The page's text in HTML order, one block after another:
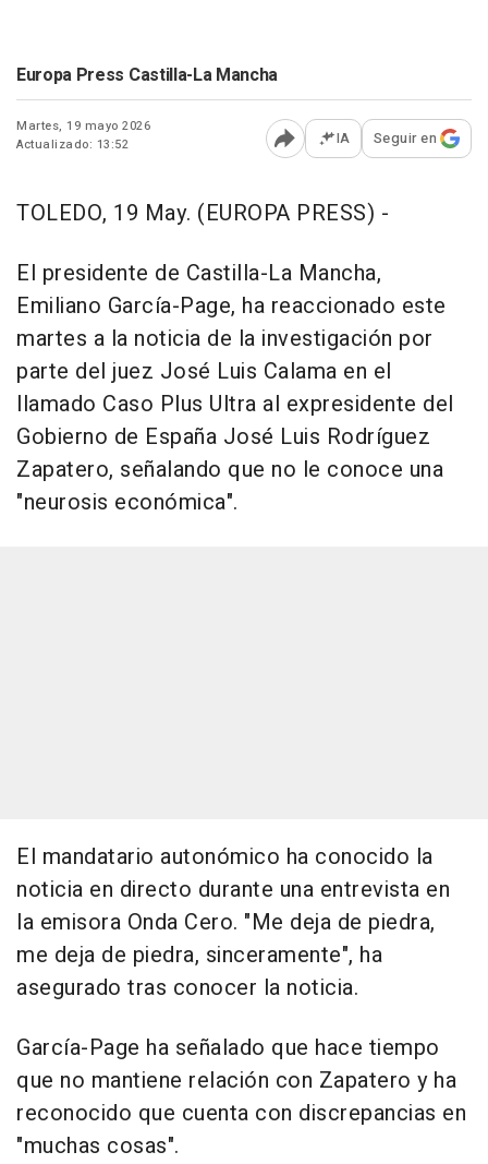
Europa Press Castilla-La Mancha
Martes, 19 mayo 2026
Actualizado: 13:52
Abrir opciones para
IA Seguir en
TOLEDO, 19 May. (EUROPA PRESS) -
El presidente de Castilla-La Mancha,
Emiliano García-Page, ha reaccionado este
martes a la noticia de la investigación por
parte del juez José Luis Calama en el
llamado Caso Plus Ultra al expresidente del
Gobierno de España José Luis Rodríguez
Zapatero, señalando que no le conoce una
"neurosis económica".
El mandatario autonómico ha conocido la
noticia en directo durante una entrevista en
la emisora Onda Cero. "Me deja de piedra,
me deja de piedra, sinceramente", ha
asegurado tras conocer la noticia.
García-Page ha señalado que hace tiempo
que no mantiene relación con Zapatero y ha
reconocido que cuenta con discrepancias en
"muchas cosas".